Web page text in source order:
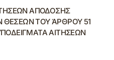
ΑΠΟΔΟΣΗΣ
ΘΕΣΕΩΝ ΤΟΥ ΆΡΘΡΟΥ 51
ΑΙΤΗΣΕΩΝ